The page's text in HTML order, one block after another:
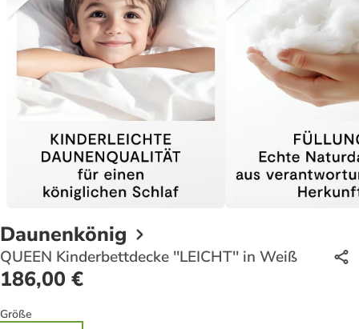
Daunenkönig
QUEEN Kinderbettdecke ''LEICHT'' in Weiß
186,00 €
Größe